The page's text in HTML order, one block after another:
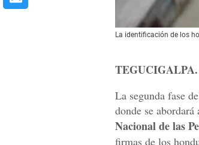
La identificación de los
TEGUCIGALPA.
La segunda fase
donde se abordará
Nacional de las
firmas de los